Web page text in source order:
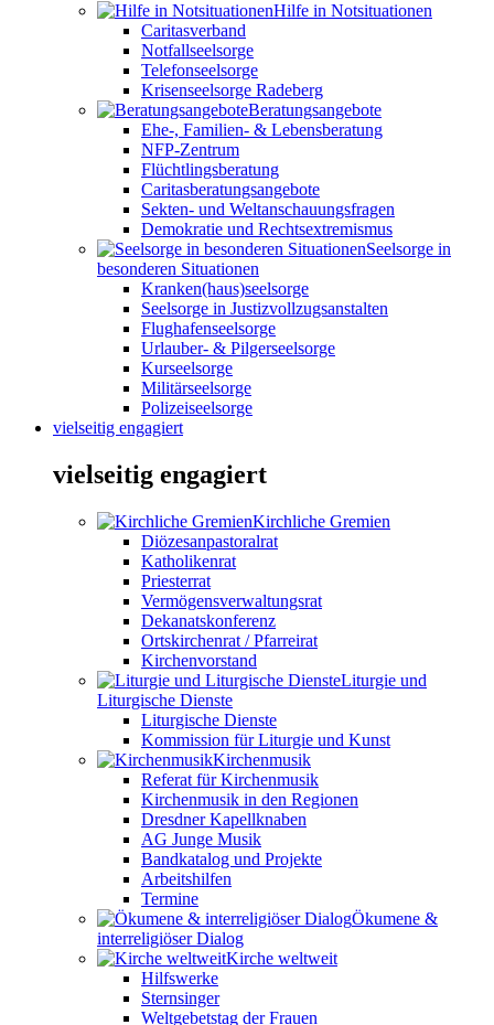
Hilfe in Notsituationen
Caritasverband
Notfallseelsorge
Telefonseelsorge
Krisenseelsorge Radeberg
Beratungsangebote
Ehe-, Familien- & Lebensberatung
NFP-Zentrum
Flüchtlingsberatung
Caritasberatungsangebote
Sekten- und Weltanschauungsfragen
Demokratie und Rechtsextremismus
Seelsorge in
besonderen Situationen
Kranken(haus)seelsorge
Seelsorge in Justizvollzugsanstalten
Flughafenseelsorge
Urlauber- & Pilgerseelsorge
Kurseelsorge
Militärseelsorge
Polizeiseelsorge
vielseitig engagiert
vielseitig engagiert
Kirchliche Gremien
Diözesanpastoralrat
Katholikenrat
Priesterrat
Vermögensverwaltungsrat
Dekanatskonferenz
Ortskirchenrat / Pfarreirat
Kirchenvorstand
Liturgie und
Liturgische Dienste
Liturgische Dienste
Kommission für Liturgie und Kunst
Kirchenmusik
Referat für Kirchenmusik
Kirchenmusik in den Regionen
Dresdner Kapellknaben
AG Junge Musik
Bandkatalog und Projekte
Arbeitshilfen
Termine
Ökumene &
interreligiöser Dialog
Kirche weltweit
Hilfswerke
Sternsinger
Weltgebetstag der Frauen